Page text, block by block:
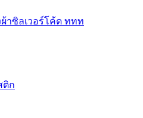
าซิลเวอร์โค้ด ททท
ติก